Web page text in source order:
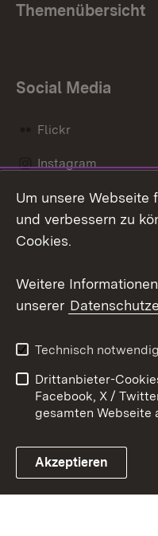
Themenübersicht
Social Media
Flickr
Instagram
Social Wall
Link zum Landesportal
Barrierefreiheit
Impressum
Um unsere Webseite
und verbessern zu
Cookies.
Weitere
unserer
Technisch
Drittanbieter-
Facebook, X /
gesamten Webseite
Akzeptieren